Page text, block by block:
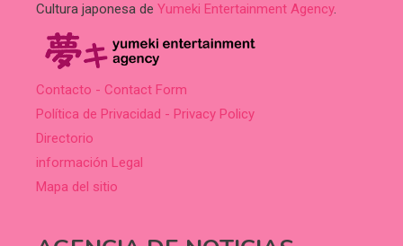
Cultura japonesa de Yumeki Entertainment Agency.
Contacto - Contact Form
Política de Privacidad - Privacy Policy
Directorio
información Legal
Mapa del sitio